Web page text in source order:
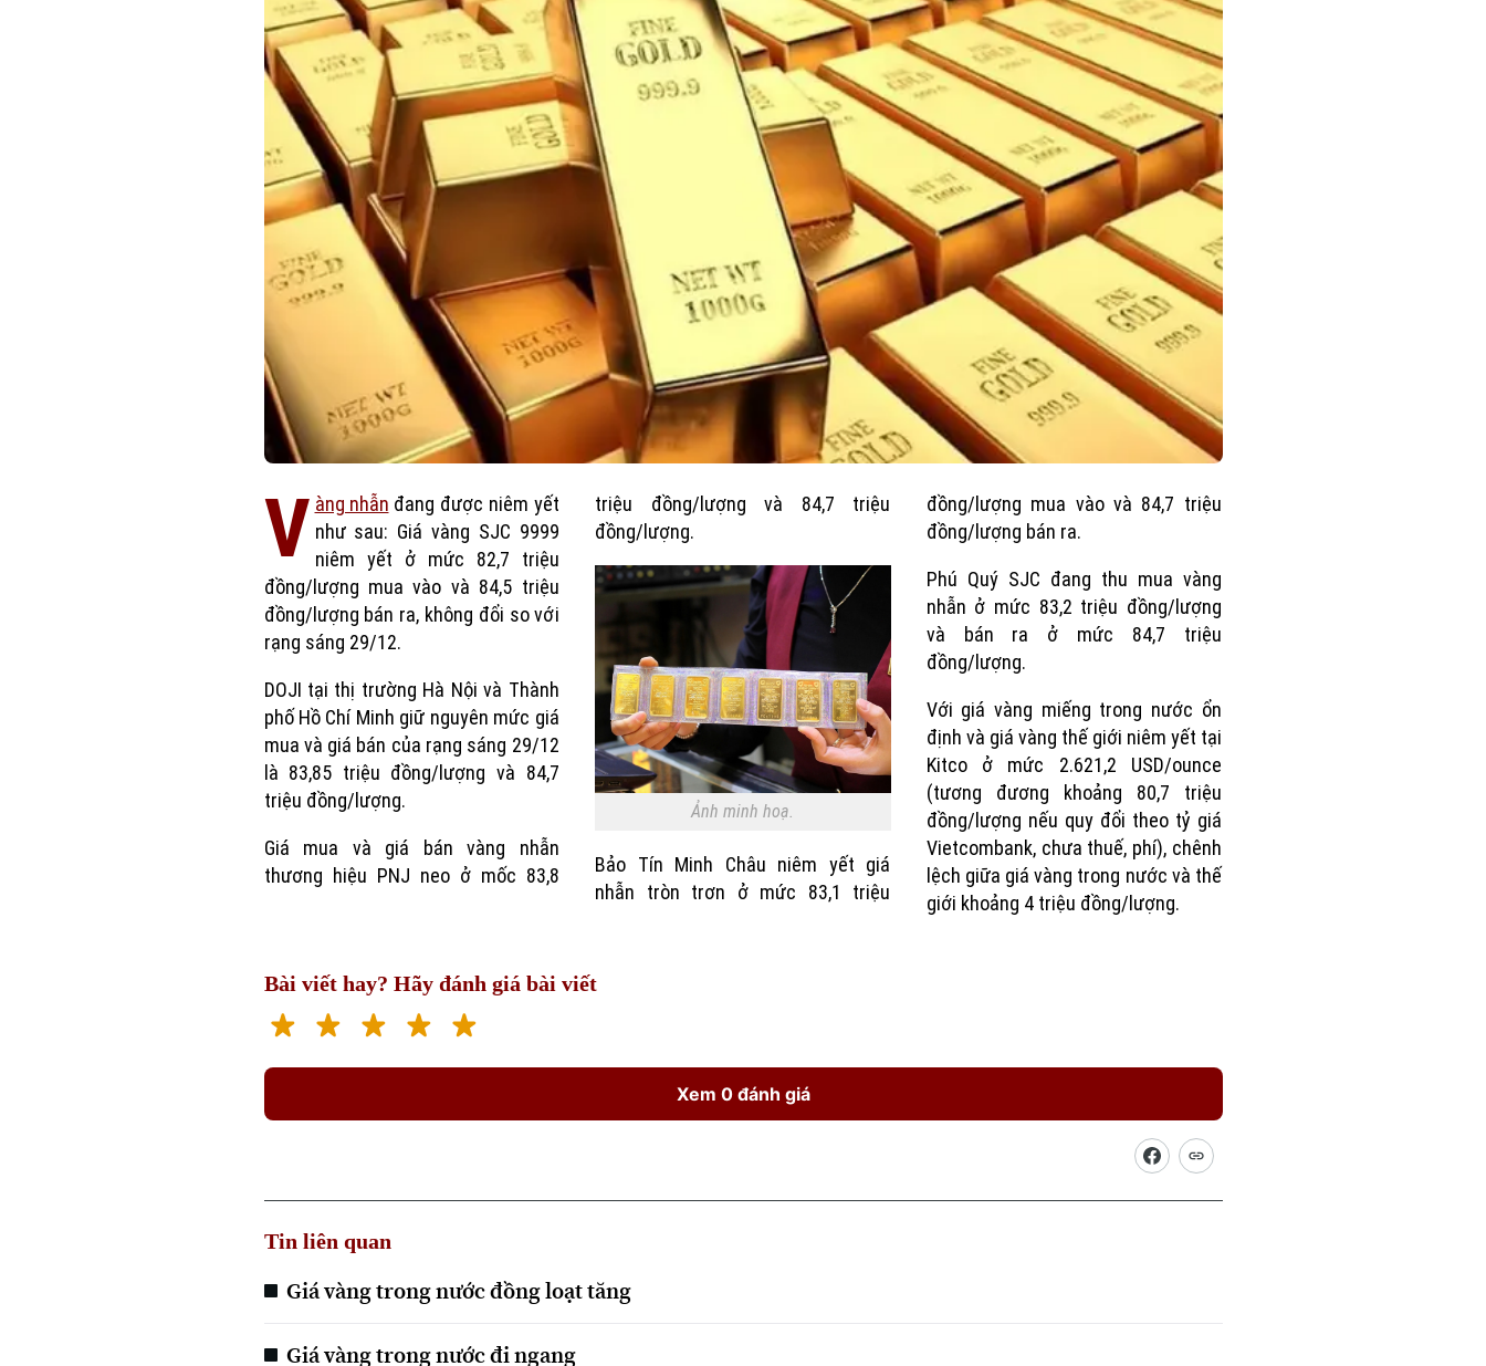
V àng nhẫn đang được niêm yết
như sau: Giá vàng SJC 9999
niêm yết ở mức 82,7 triệu
đồng/lượng mua vào và 84,5 triệu
đồng/lượng bán ra, không đổi so với
rạng sáng 29/12.
DOJI tại thị trường Hà Nội và Thành
phố Hồ Chí Minh giữ nguyên mức giá
mua và giá bán của rạng sáng 29/12
là 83,85 triệu đồng/lượng và 84,7
triệu đồng/lượng.
Giá mua và giá bán vàng nhẫn
thương hiệu PNJ neo ở mốc 83,8
triệu đồng/lượng và 84,7 triệu
đồng/lượng.
Ảnh minh hoạ.
Bảo Tín Minh Châu niêm yết giá
nhẫn tròn trơn ở mức 83,1 triệu
đồng/lượng mua vào và 84,7 triệu
đồng/lượng bán ra.
Phú Quý SJC đang thu mua vàng
nhẫn ở mức 83,2 triệu đồng/lượng
và bán ra ở mức 84,7 triệu
đồng/lượng.
Với giá vàng miếng trong nước ổn
định và giá vàng thế giới niêm yết tại
Kitco ở mức 2.621,2 USD/ounce
(tương đương khoảng 80,7 triệu
đồng/lượng nếu quy đổi theo tỷ giá
Vietcombank, chưa thuế, phí), chênh
lệch giữa giá vàng trong nước và thế
giới khoảng 4 triệu đồng/lượng.
Bài viết hay? Hãy đánh giá bài viết
Xem 0 đánh giá
Tin liên quan
Giá vàng trong nước đồng loạt tăng
Giá vàng trong nước đi ngang